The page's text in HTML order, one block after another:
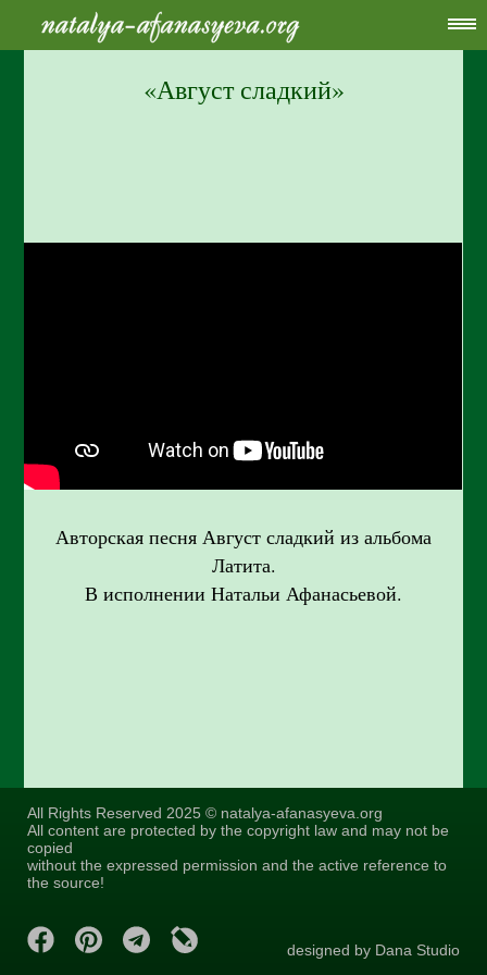
«Август сладкий»
Авторская песня Август сладкий из альбома
Латита.
В исполнении Натальи Афанасьевой.
All Rights Reserved 2025 © natalya-afanasyeva.org
All content are protected by the copyright law and may not be
copied
without the expressed permission and the active reference to
the source!
designed by Dana Studio